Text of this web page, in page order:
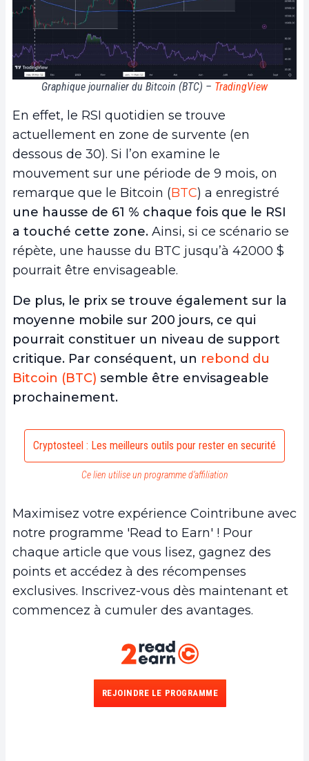
Graphique journalier du Bitcoin (BTC) – TradingView
En effet, le RSI quotidien se trouve
actuellement en zone de survente (en
dessous de 30). Si l’on examine le
mouvement sur une période de 9 mois, on
remarque que le Bitcoin (BTC) a enregistré
une hausse de 61 % chaque fois que le RSI
a touché cette zone. Ainsi, si ce scénario se
répète, une hausse du BTC jusqu’à 42000 $
pourrait être envisageable.
De plus, le prix se trouve également sur la
moyenne mobile sur 200 jours, ce qui
pourrait constituer un niveau de support
critique. Par conséquent, un rebond du
Bitcoin (BTC) semble être envisageable
prochainement.
Cryptosteel : Les meilleurs outils pour rester en securité
Ce lien utilise un programme d’affiliation
Maximisez votre expérience Cointribune avec
notre programme 'Read to Earn' ! Pour
chaque article que vous lisez, gagnez des
points et accédez à des récompenses
exclusives. Inscrivez-vous dès maintenant et
commencez à cumuler des avantages.
REJOINDRE LE PROGRAMME